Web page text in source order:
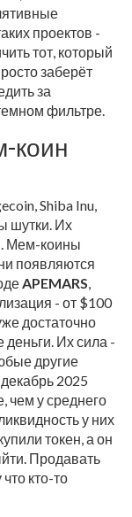
проектов -
тот, который
заберёт
за
фильтре.
коин
Shiba Inu,
шутки. Их
Мем-коины
появляются
APEMARS
- от $100
достаточно
Их сила -
другие
2025
чем у среднего
у них
токен, а он
Продавать
кто-то